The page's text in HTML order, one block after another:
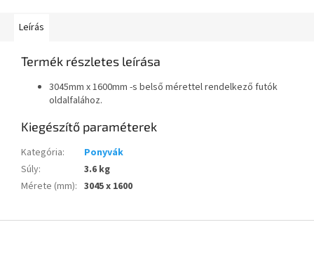
Leírás
Termék részletes leírása
3045mm x 1600mm -s belső mérettel rendelkező futók
oldalfalához.
Kiegészítő paraméterek
Kategória:
Ponyvák
Súly:
3.6 kg
Mérete (mm): 3045 x 1600